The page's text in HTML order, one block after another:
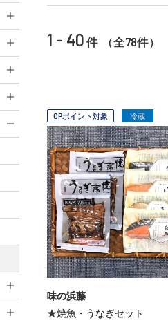
1 - 40 件 （全78件）
OPポイント対象 冷蔵
味の浜藤
★焼魚・うなぎセット